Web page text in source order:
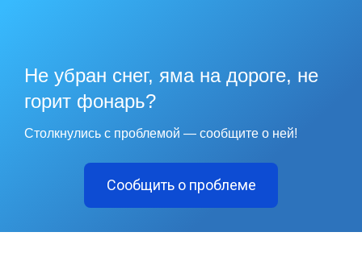
Не убран снег, яма на дороге, не
горит фонарь?
Столкнулись с проблемой — сообщите о ней!
Сообщить о проблеме